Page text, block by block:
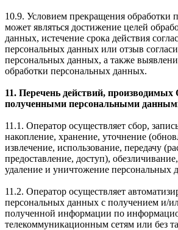
10.9. Условием прекращения обработки
может являться достижение целей
данных, истечение срока действия
персональных данных или отзыв
персональных данных, а также
обработки персональных данных.
11. Перечень действий, производимых
полученными персональными
11.1. Оператор осуществляет сбор,
накопление, хранение, уточнение
извлечение, использование, передачу
предоставление, доступ),
удаление и уничтожение персональных
11.2. Оператор осуществляет
персональных данных с получением и/
полученной информации по
телекоммуникационным сетям или без